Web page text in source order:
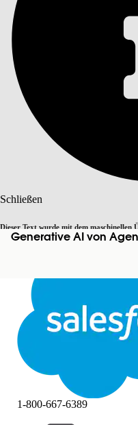
Schließen
Dieser Text wurde mit dem maschinellen
Weitere Details finden Sie hier. Zu
Schließen
Generative AI von
INHALT
1-800-667-6389